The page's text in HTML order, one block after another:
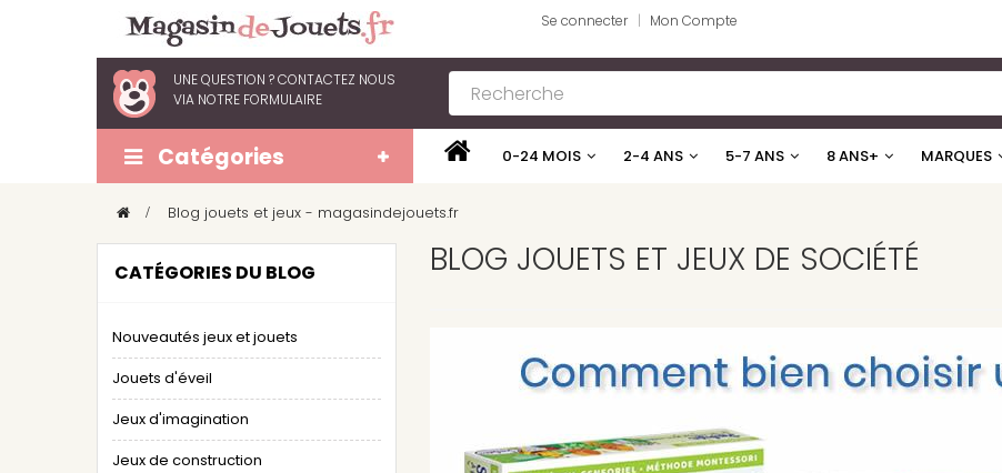
Se connecter Mon Compte
UNE QUESTION ?CONTACTEZ NOUS
VIA NOTRE FORMULAIRE
Catégories 0-24 MOIS 2-4 ANS 5-7 ANS 8 ANS+ MARQUES
> Blog jouets et jeux - magasindejouets.fr
BLOG JOUETS ET JEUX DE SOCIÉTÉ
CATÉGORIES DU BLOG
Nouveautés jeux et jouets
Jouets d'éveil
Jeux d'imagination
Jeux de construction